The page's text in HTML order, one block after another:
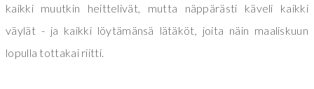
kaikki muutkin heittelivät, mutta näppärästi käveli kaikki
väylät - ja kaikki löytämänsä lätäköt, joita näin maaliskuun
lopulla tottakai riitti.